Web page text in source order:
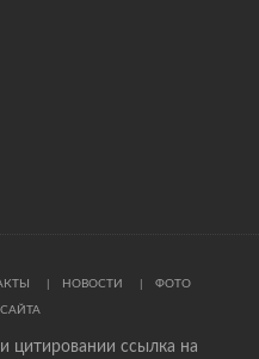
НОВОСТИ ФОТО
САЙТА
ссылка на